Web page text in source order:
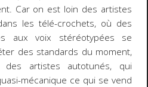
Car on est loin des artistes
les télé-crochets, où des
aux voix stéréotypées se
des standards du moment,
artistes autotunés, qui
mécanique ce qui se vend